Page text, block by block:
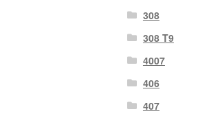
308
308 T9
4007
406
407